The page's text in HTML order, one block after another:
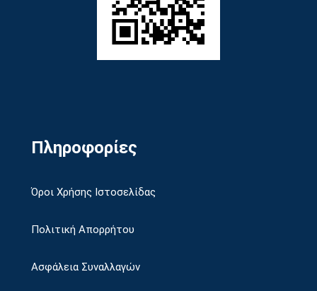
Πληροφορίες
Όροι Χρήσης Ιστοσελίδας
Πολιτική Απορρήτου
Ασφάλεια Συναλλαγών